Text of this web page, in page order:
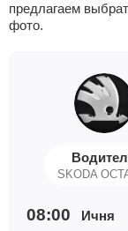
предлагаем
фото.
SKODA
08:00 Ичня